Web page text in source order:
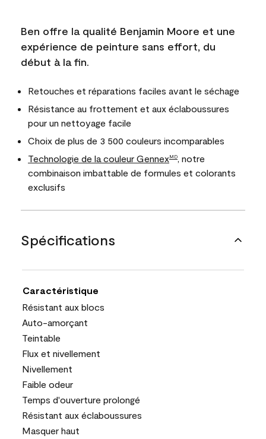
Ben offre la qualité Benjamin Moore et une
expérience de peinture sans effort, du
début à la fin.
Retouches et réparations faciles avant le séchage
Résistance au frottement et aux éclaboussures
pour un nettoyage facile
Choix de plus de 3 500 couleurs incomparables
Technologie de la couleur GennexMD
, notre
combinaison imbattable de formules et colorants
exclusifs
Spécifications
Caractéristique
Résistant aux blocs
Auto-amorçant
Teintable
Flux et nivellement
Nivellement
Faible odeur
Temps d'ouverture prolongé
Résistant aux éclaboussures
Masquer haut